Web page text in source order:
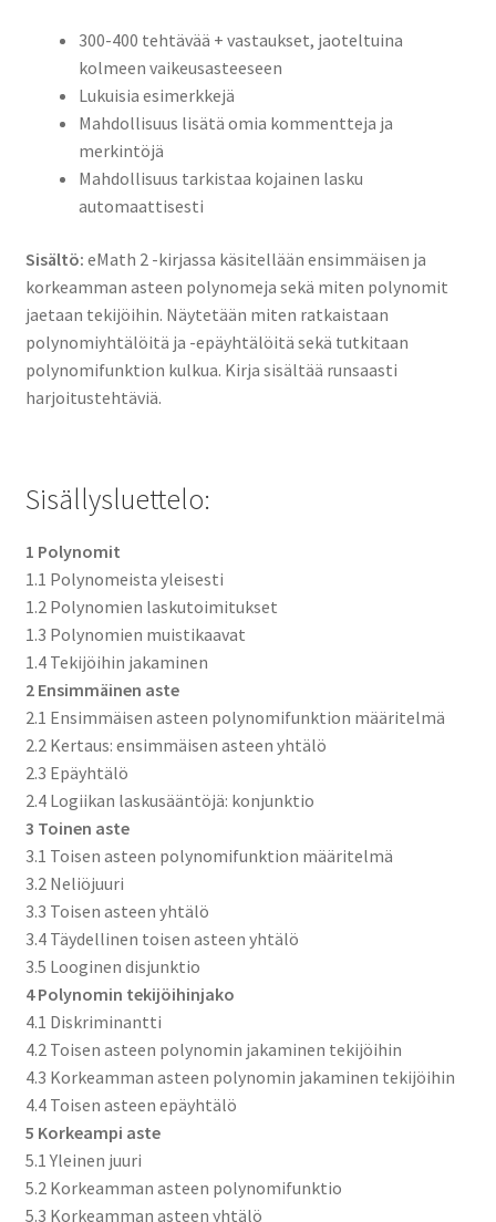
300-400 tehtävää + vastaukset, jaoteltuina
kolmeen vaikeusasteeseen
Lukuisia esimerkkejä
Mahdollisuus lisätä omia kommentteja ja
merkintöjä
Mahdollisuus tarkistaa kojainen lasku
automaattisesti
Sisältö: eMath 2 -kirjassa käsitellään ensimmäisen ja
korkeamman asteen polynomeja sekä miten polynomit
jaetaan tekijöihin. Näytetään miten ratkaistaan
polynomiyhtälöitä ja -epäyhtälöitä sekä tutkitaan
polynomifunktion kulkua. Kirja sisältää runsaasti
harjoitustehtäviä.
Sisällysluettelo:
1 Polynomit
1.1 Polynomeista yleisesti
1.2 Polynomien laskutoimitukset
1.3 Polynomien muistikaavat
1.4 Tekijöihin jakaminen
2 Ensimmäinen aste
2.1 Ensimmäisen asteen polynomifunktion määritelmä
2.2 Kertaus: ensimmäisen asteen yhtälö
2.3 Epäyhtälö
2.4 Logiikan laskusääntöjä: konjunktio
3 Toinen aste
3.1 Toisen asteen polynomifunktion määritelmä
3.2 Neliöjuuri
3.3 Toisen asteen yhtälö
3.4 Täydellinen toisen asteen yhtälö
3.5 Looginen disjunktio
4 Polynomin tekijöihinjako
4.1 Diskriminantti
4.2 Toisen asteen polynomin jakaminen tekijöihin
4.3 Korkeamman asteen polynomin jakaminen tekijöihin
4.4 Toisen asteen epäyhtälö
5 Korkeampi aste
5.1 Yleinen juuri
5.2 Korkeamman asteen polynomifunktio
5.3 Korkeamman asteen yhtälö